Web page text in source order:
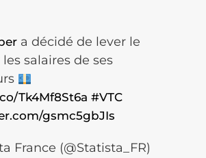
a décidé de lever le
salaires de ses
Tk4Mf8St6a #VTC
gsmc5gbJIs
France (@Statista_FR)